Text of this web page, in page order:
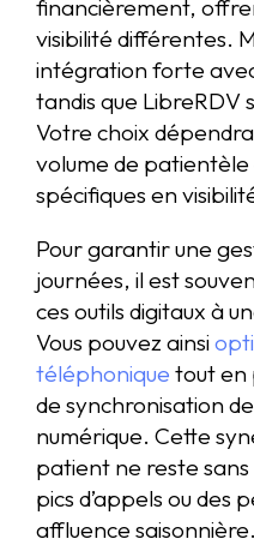
financièrement,
visibilité différentes.
intégration forte
tandis que LibreRDV
Votre choix
volume de patientèle
spécifiques en
Pour garantir une
journées, il est
ces outils digitaux à
Vous pouvez ainsi
téléphonique tout en
de synchronisation
numérique. Cette
patient ne reste
pics d’appels ou des
affluence saisonnière.